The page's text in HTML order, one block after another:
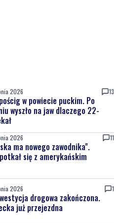
2026 13
w powiecie puckim. Po
wyszło na jaw dlaczego 22-
2026 11
ma nowego zawodnika".
się z amerykańskim
2026 1
drogowa zakończona.
już przejezdna